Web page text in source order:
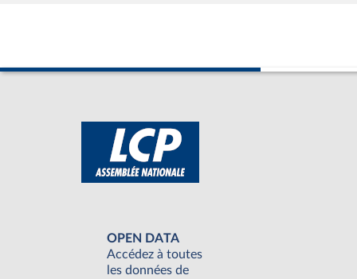
OPEN DATA
Accédez à toutes
les données de